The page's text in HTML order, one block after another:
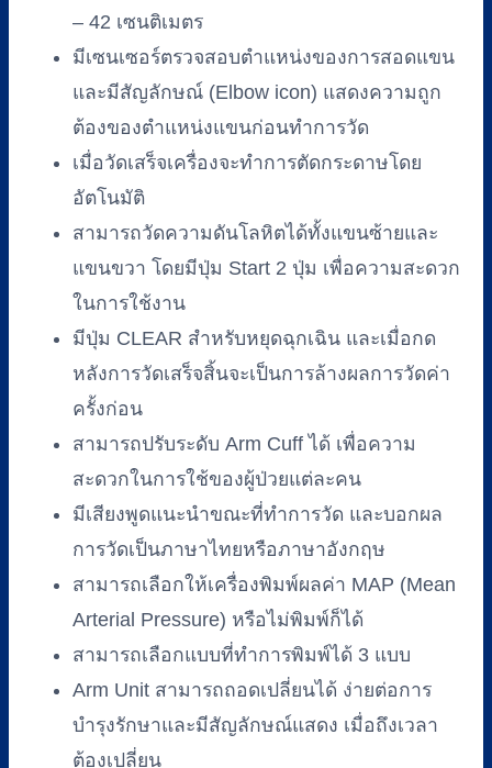
– 42 เซนติเมตร
มีเซนเซอร์ตรวจสอบตำแหน่งของการสอดแขน
และมีสัญลักษณ์ (Elbow icon) แสดงความถูก
ต้องของตำแหน่งแขนก่อนทำการวัด
เมื่อวัดเสร็จเครื่องจะทำการตัดกระดาษโดย
อัตโนมัติ
สามารถวัดความดันโลหิตได้ทั้งแขนซ้ายและ
แขนขวา โดยมีปุ่ม Start 2 ปุ่ม เพื่อความสะดวก
ในการใช้งาน
มีปุ่ม CLEAR สำหรับหยุดฉุกเฉิน และเมื่อกด
หลังการวัดเสร็จสิ้นจะเป็นการล้างผลการวัดค่า
ครั้งก่อน
สามารถปรับระดับ Arm Cuff ได้ เพื่อความ
สะดวกในการใช้ของผู้ป่วยแต่ละคน
มีเสียงพูดแนะนำขณะที่ทำการวัด และบอกผล
การวัดเป็นภาษาไทยหรือภาษาอังกฤษ
สามารถเลือกให้เครื่องพิมพ์ผลค่า MAP (Mean
Arterial Pressure) หรือไม่พิมพ์ก็ได้
สามารถเลือกแบบที่ทำการพิมพ์ได้ 3 แบบ
Arm Unit สามารถถอดเปลี่ยนได้ ง่ายต่อการ
บำรุงรักษาและมีสัญลักษณ์แสดง เมื่อถึงเวลา
ต้องเปลี่ยน